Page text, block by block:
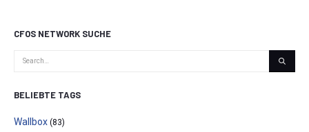
CFOS NETWORK SUCHE
BELIEBTE TAGS
Wallbox (83)